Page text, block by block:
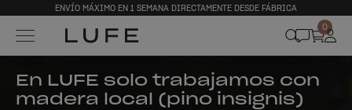
ENVÍO MÁXIMO EN 1 SEMANA DIRECTAMENTE DESDE FÁBRICA
0
En LUFE solo trabajamos con
madera local (pino insignis)